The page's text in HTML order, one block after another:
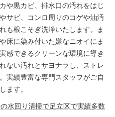
や黒カビ、排水口の汚れをはじ
サビ、コンロ周りのコゲや油汚
も根こそぎ洗浄いたします。ま
床に染み付いた嫌なニオイにま
感できるクリーンな環境に導き
ない汚れとサヨナラし、ストレ
実績豊富な専門スタッフがご自
ます。
水回り清掃で足立区で実績多数